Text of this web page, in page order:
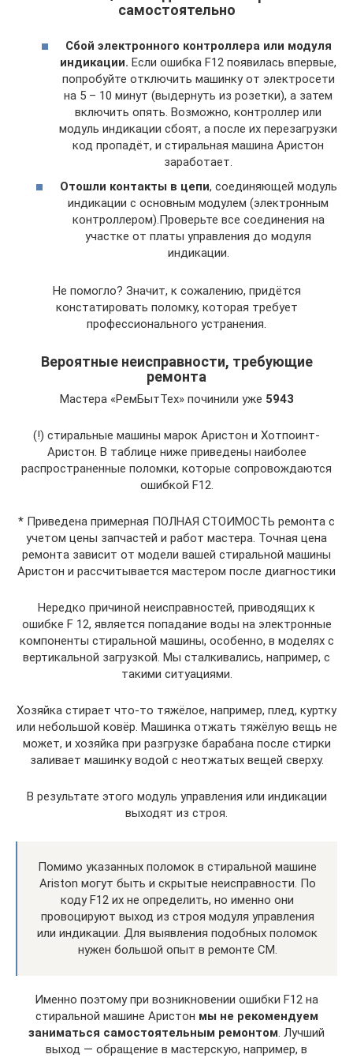
самостоятельно
Сбой электронного контроллера или модуля
индикации. Если ошибка F12 появилась впервые,
попробуйте отключить машинку от электросети
на 5 – 10 минут (выдернуть из розетки), а затем
включить опять. Возможно, контроллер или
модуль индикации сбоят, а после их перезагрузки
код пропадёт, и стиральная машина Аристон
заработает.
Отошли контакты в цепи, соединяющей модуль
индикации с основным модулем (электронным
контроллером).Проверьте все соединения на
участке от платы управления до модуля
индикации.
Не помогло? Значит, к сожалению, придётся
констатировать поломку, которая требует
профессионального устранения.
Вероятные неисправности, требующие
ремонта
Мастера «РемБытТех» починили уже 5943
(!) стиральные машины марок Аристон и Хотпоинт-
Аристон. В таблице ниже приведены наиболее
распространенные поломки, которые сопровождаются
ошибкой F12.
* Приведена примерная ПОЛНАЯ СТОИМОСТЬ ремонта с
учетом цены запчастей и работ мастера. Точная цена
ремонта зависит от модели вашей стиральной машины
Аристон и рассчитывается мастером после диагностики
Нередко причиной неисправностей, приводящих к
ошибке F 12, является попадание воды на электронные
компоненты стиральной машины, особенно, в моделях с
вертикальной загрузкой. Мы сталкивались, например, с
такими ситуациями.
Хозяйка стирает что-то тяжёлое, например, плед, куртку
или небольшой ковёр. Машинка отжать тяжёлую вещь не
может, и хозяйка при разгрузке барабана после стирки
заливает машинку водой с неотжатых вещей сверху.
В результате этого модуль управления или индикации
выходят из строя.
Помимо указанных поломок в стиральной машине
Ariston могут быть и скрытые неисправности. По
коду F12 их не определить, но именно они
провоцируют выход из строя модуля управления
или индикации. Для выявления подобных поломок
нужен большой опыт в ремонте СМ.
Именно поэтому при возникновении ошибки F12 на
стиральной машине Аристон мы не рекомендуем
заниматься самостоятельным ремонтом. Лучший
выход — обращение в мастерскую, например, в